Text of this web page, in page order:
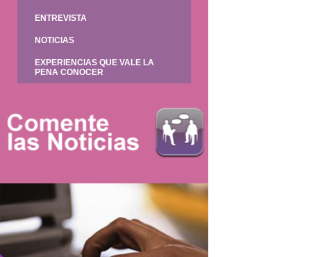
ENTREVISTA
NOTICIAS
EXPERIENCIAS QUE VALE LA
PENA CONOCER